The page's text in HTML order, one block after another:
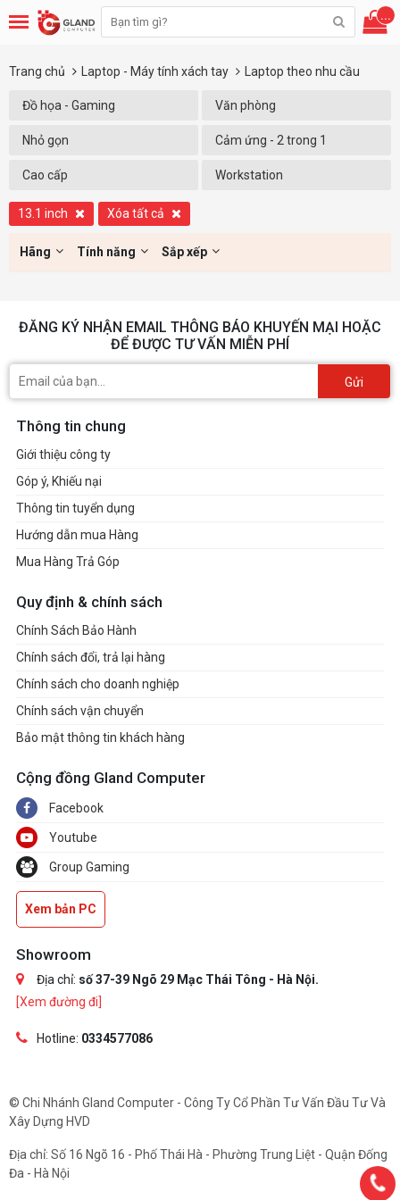
...
Trang chủ Laptop - Máy tính xách tay Laptop theo nhu cầu
Đồ họa - Gaming Văn phòng
Nhỏ gọn Cảm ứng - 2 trong 1
Cao cấp Workstation
13.1 inch Xóa tất cả
Hãng Tính năng Sắp xếp
ĐĂNG KÝ NHẬN EMAIL THÔNG BÁO KHUYẾN MẠI HOẶC
ĐỂ ĐƯỢC TƯ VẤN MIỄN PHÍ
Gửi
Thông tin chung
Giới thiệu công ty
Góp ý, Khiếu nại
Thông tin tuyển dụng
Hướng dẫn mua Hàng
Mua Hàng Trả Góp
Quy định & chính sách
Chính Sách Bảo Hành
Chính sách đổi, trả lại hàng
Chính sách cho doanh nghiệp
Chính sách vận chuyển
Bảo mật thông tin khách hàng
Cộng đồng Gland Computer
Facebook
Youtube
Group Gaming
Xem bản PC
Showroom
Địa chỉ: số 37-39 Ngõ 29 Mạc Thái Tông - Hà Nội.
[Xem đường đi]
Hotline: 0334577086
© Chi Nhánh Gland Computer - Công Ty Cổ Phần Tư Vấn Đầu Tư Và
Xây Dựng HVD
Địa chỉ: Số 16 Ngõ 16 - Phố Thái Hà - Phường Trung Liệt - Quận Đống
Đa - Hà Nội